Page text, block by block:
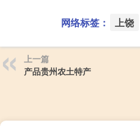
网络标签： 上饶
上一篇
产品贵州农土特产